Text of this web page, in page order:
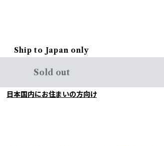
Ship to Japan only
Sold out
日本国内にお住まいの方向け